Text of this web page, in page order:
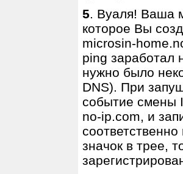
5. Вуаля! Ваша
которое Вы
microsin-
ping заработал
нужно было
DNS). При
событие смены
no-ip.com, и
значок в трее,